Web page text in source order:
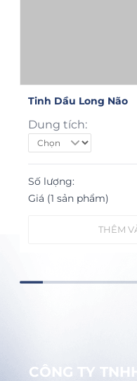
Tinh Dầu Long Não
Dung tích:
Số lượng:
Giá (1 sản phẩm)
THÊM
CÔNG TY